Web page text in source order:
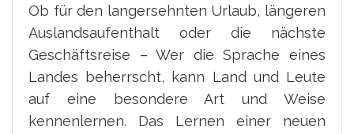
Ob für den langersehnten Urlaub, längeren
Auslandsaufenthalt oder die nächste
Geschäftsreise – Wer die Sprache eines
Landes beherrscht, kann Land und Leute
auf eine besondere Art und Weise
kennenlernen. Das Lernen einer neuen